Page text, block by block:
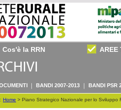
Cos'è la RRN AREE
BANDI 2007-2013 BANDI PSR
Home > Piano Strategico Nazionale per lo Sviluppo